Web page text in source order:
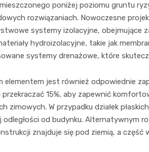
poniżej poziomu gruntu
rozwiązaniach. Nowoczesne
systemy izolacyjne, obejmujące
hydroizolacyjne, takie jak
systemy drenażowe, które
elementem jest również odpowiednie
15%, aby zapewnić
zimowych. W przypadku działek
odległości od budynku. Alternatywnym
znajduje się pod ziemią, a